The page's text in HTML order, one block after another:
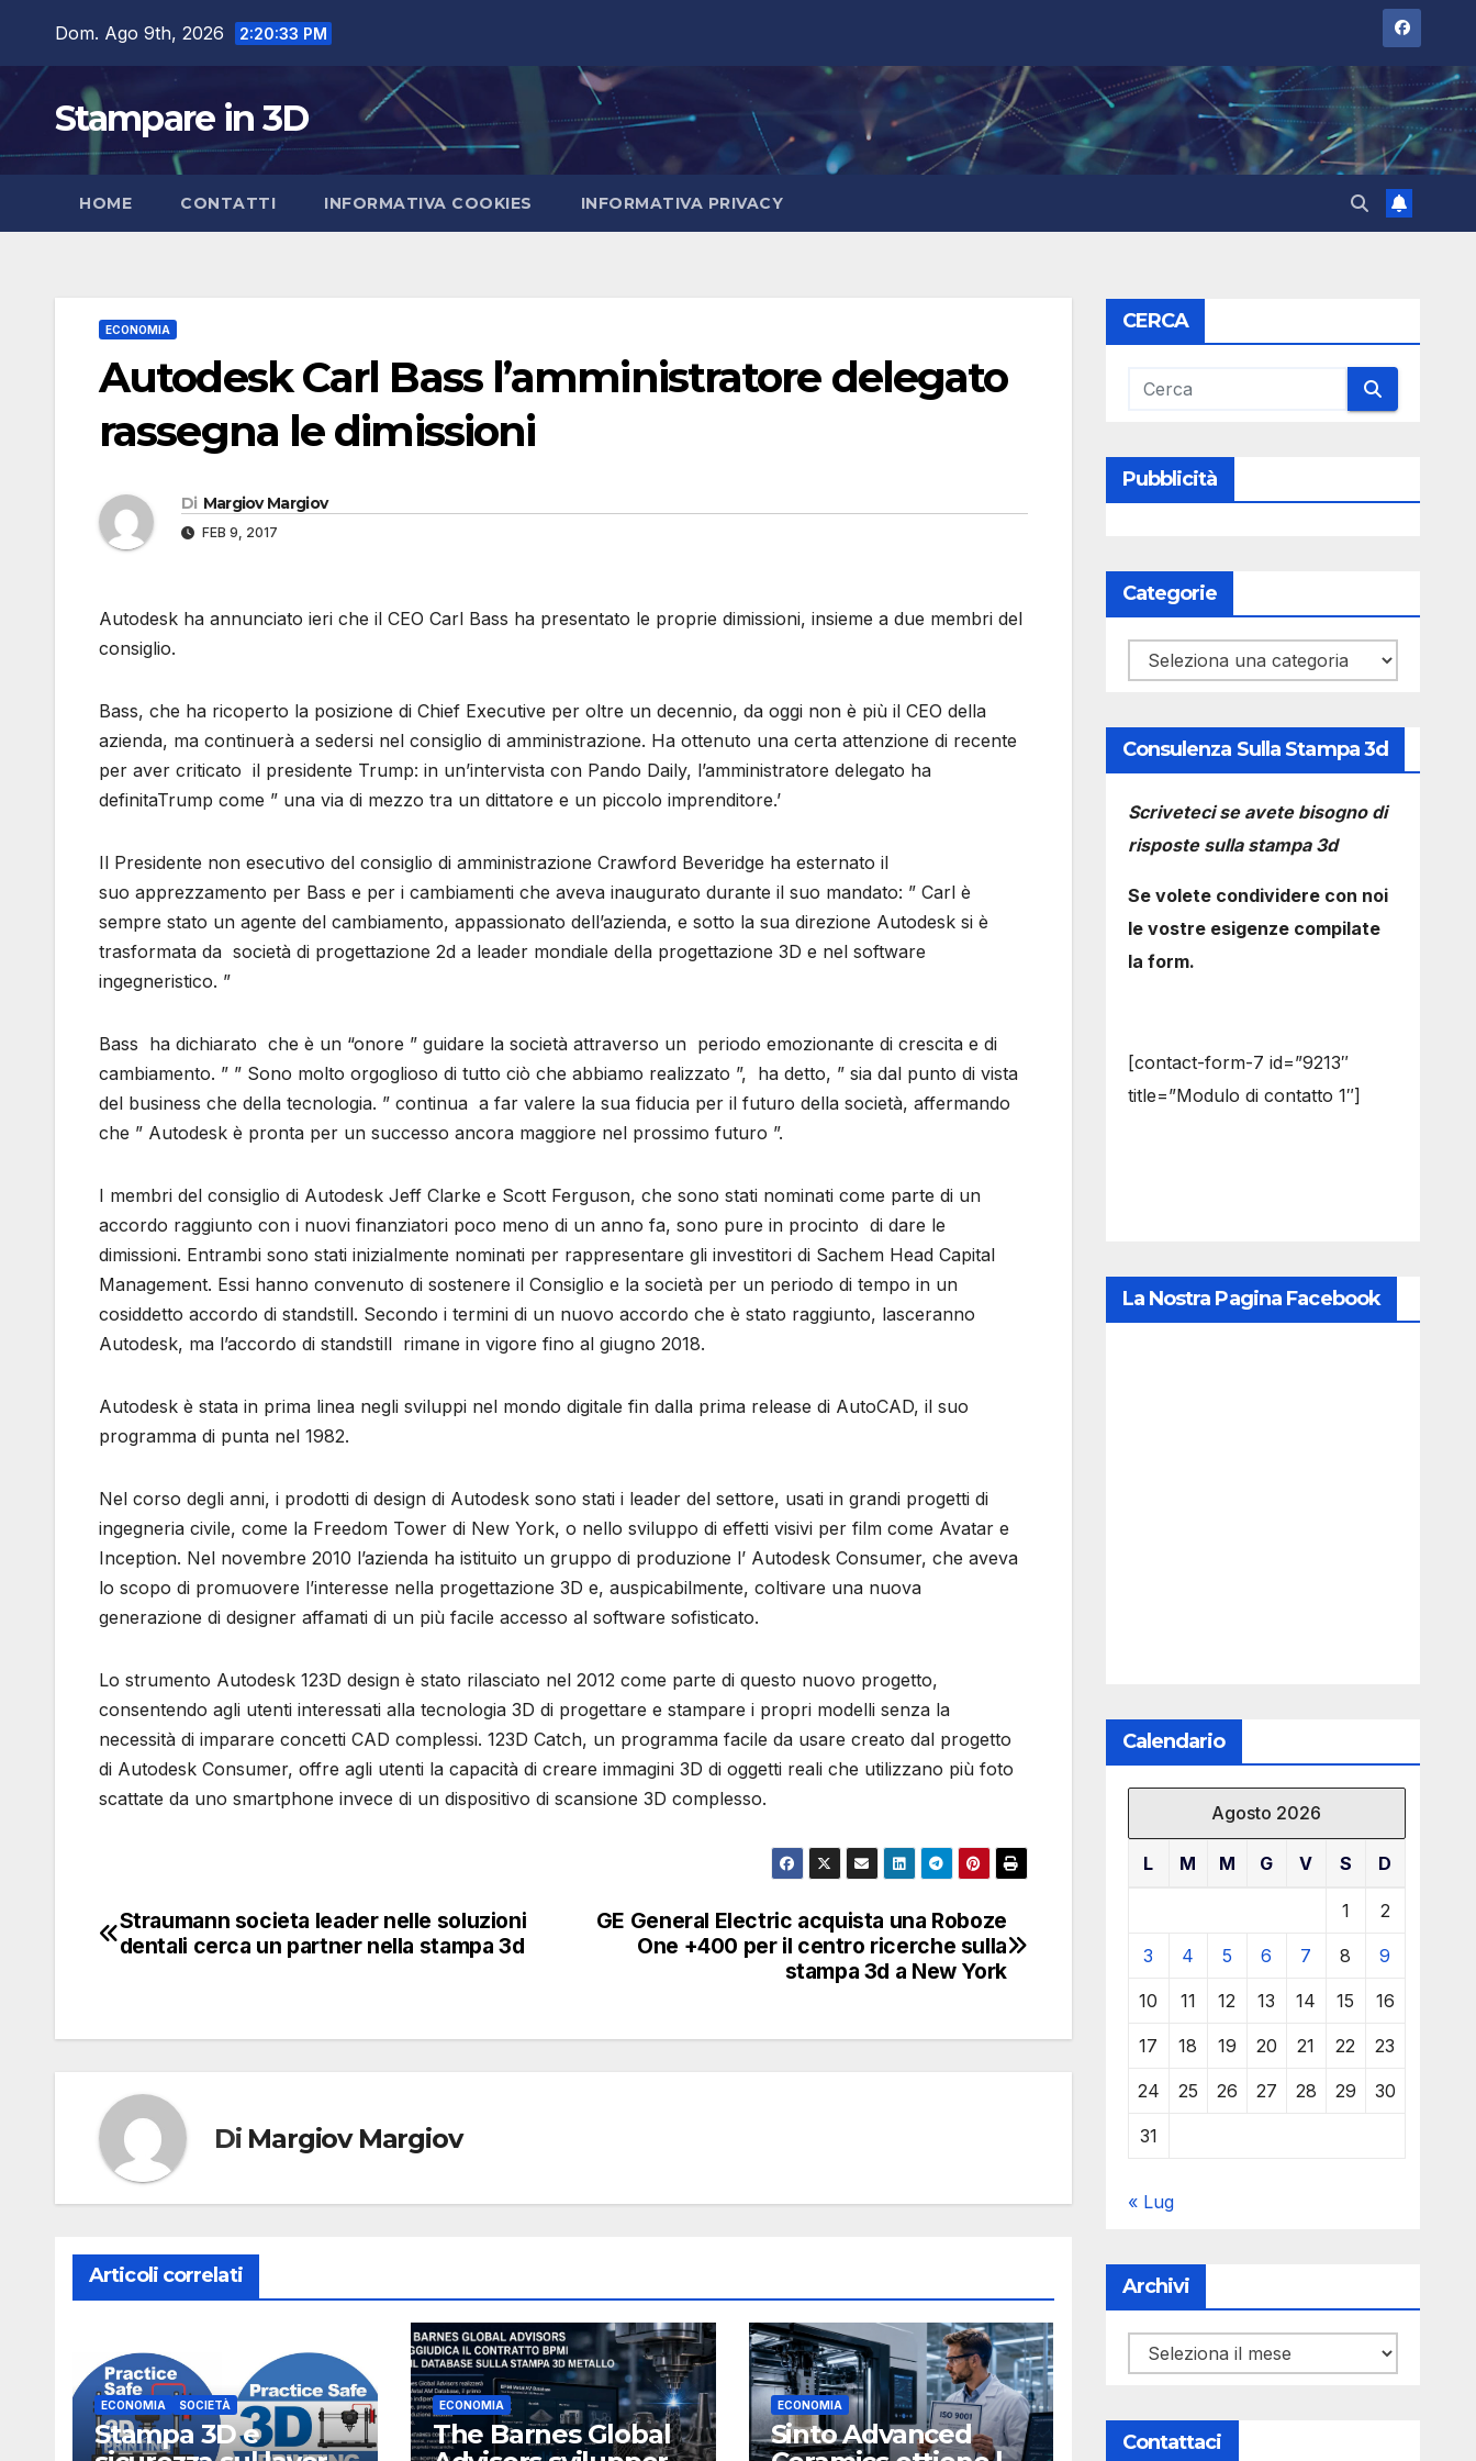
contenuto
Dom. Ago 9th, 2026 2:20:34 PM
Stampare in 3D
HOME CONTATTI INFORMATIVA COOKIES INFORMATIVA PRIVACY
ECONOMIA
Autodesk Carl Bass l’amministratore delegato
rassegna le dimissioni
Di Margiov Margiov
FEB 9, 2017
Autodesk ha annunciato ieri che il CEO Carl Bass ha presentato le proprie dimissioni, insieme a due membri del
consiglio.
Bass, che ha ricoperto la posizione di Chief Executive per oltre un decennio, da oggi non è più il CEO della
azienda, ma continuerà a sedersi nel consiglio di amministrazione. Ha ottenuto una certa attenzione di recente
per aver criticato il presidente Trump: in un’intervista con Pando Daily, l’amministratore delegato ha
definitaTrump come ” una via di mezzo tra un dittatore e un piccolo imprenditore.’
Il Presidente non esecutivo del consiglio di amministrazione Crawford Beveridge ha esternato il
suo apprezzamento per Bass e per i cambiamenti che aveva inaugurato durante il suo mandato: ” Carl è
sempre stato un agente del cambiamento, appassionato dell’azienda, e sotto la sua direzione Autodesk si è
trasformata da società di progettazione 2d a leader mondiale della progettazione 3D e nel software
ingegneristico. ”
Bass ha dichiarato che è un “onore ” guidare la società attraverso un periodo emozionante di crescita e di
cambiamento. ” ” Sono molto orgoglioso di tutto ciò che abbiamo realizzato ”, ha detto, ” sia dal punto di vista
del business che della tecnologia. ” continua a far valere la sua fiducia per il futuro della società, affermando
che ” Autodesk è pronta per un successo ancora maggiore nel prossimo futuro ”.
I membri del consiglio di Autodesk Jeff Clarke e Scott Ferguson, che sono stati nominati come parte di un
accordo raggiunto con i nuovi finanziatori poco meno di un anno fa, sono pure in procinto di dare le
dimissioni. Entrambi sono stati inizialmente nominati per rappresentare gli investitori di Sachem Head Capital
Management. Essi hanno convenuto di sostenere il Consiglio e la società per un periodo di tempo in un
cosiddetto accordo di standstill. Secondo i termini di un nuovo accordo che è stato raggiunto, lasceranno
Autodesk, ma l’accordo di standstill rimane in vigore fino al giugno 2018.
Autodesk è stata in prima linea negli sviluppi nel mondo digitale fin dalla prima release di AutoCAD, il suo
programma di punta nel 1982.
Nel corso degli anni, i prodotti di design di Autodesk sono stati i leader del settore, usati in grandi progetti di
ingegneria civile, come la Freedom Tower di New York, o nello sviluppo di effetti visivi per film come Avatar e
Inception. Nel novembre 2010 l’azienda ha istituito un gruppo di produzione l’ Autodesk Consumer, che aveva
lo scopo di promuovere l’interesse nella progettazione 3D e, auspicabilmente, coltivare una nuova
generazione di designer affamati di un più facile accesso al software sofisticato.
Lo strumento Autodesk 123D design è stato rilasciato nel 2012 come parte di questo nuovo progetto,
consentendo agli utenti interessati alla tecnologia 3D di progettare e stampare i propri modelli senza la
necessità di imparare concetti CAD complessi. 123D Catch, un programma facile da usare creato dal progetto
di Autodesk Consumer, offre agli utenti la capacità di creare immagini 3D di oggetti reali che utilizzano più foto
scattate da uno smartphone invece di un dispositivo di scansione 3D complesso.
Navigazione
GE General Electric acquista una Roboze
One +400 per il centro ricerche sulla
stampa 3d a New York
Straumann societa leader nelle soluzioni
dentali cerca un partner nella stampa 3d
Di Margiov Margiov
Articoli correlati
ECONOMIA SOCIETÀ
Stampa 3D e
ECONOMIA
The Barnes Global
ECONOMIA
Sinto Advanced
CERCA
Pubblicità
Categorie
Categorie
Consulenza Sulla Stampa 3d
Scriveteci se avete bisogno di
risposte sulla stampa 3d
Se volete condividere con noi
le vostre esigenze compilate
la form.
[contact-form-7 id=”9213″
title=”Modulo di contatto 1″]
La Nostra Pagina Facebook
Calendario
Agosto 2026
L M M G V S D
1 2
3 4 5 6 7 8 9
10 11 12 13 14 15 16
17 18 19 20 21 22 23
24 25 26 27 28 29 30
31
« Lug
Archivi
Archivi
Contattaci